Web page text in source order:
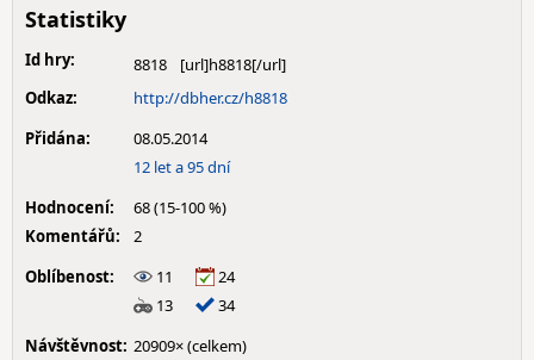
Statistiky
Id hry:
8818
Odkaz:
http://dbher.cz/h8818
Přidána:
08.05.2014
12 let a 95 dní
Hodnocení:
68 (15-100 %)
Komentářů:
2
Oblíbenost:
11
24
13
34
Návštěvnost: 20909× (celkem)